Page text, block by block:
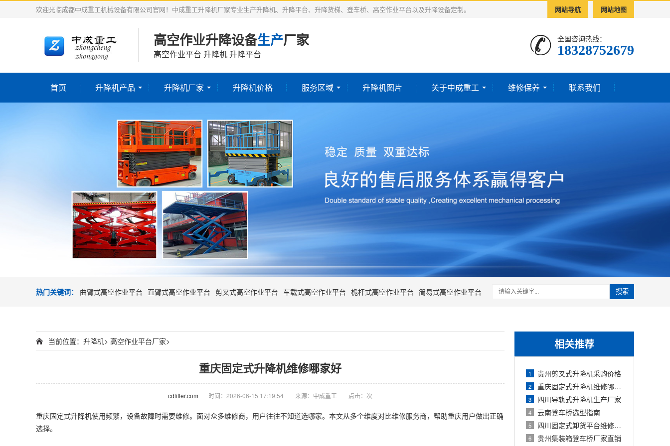
网站导航 网站地图
欢迎光临成都中成重工机械设备有限公司官网！中成重工升降机厂家专业生产升降机、升降平台、升降货梯、登车桥、高空作业平台以及升降设备定制。
高空作业升降设备生产厂家
高空作业平台 升降机 升降平台
全国咨询热线：
18328752679‬
首页 升降机产品 升降机厂家 升降机价格 服务区域 升降机图片 关于中成重工 维修保养 联系我们
热门关键词： 曲臂式高空作业平台 直臂式高空作业平台 剪叉式高空作业平台 车载式高空作业平台 桅杆式高空作业平台 简易式高空作业平台 搜索
相关推荐
1 贵州剪叉式升降机采购价格
2 重庆固定式升降机维修哪家好
3 四川导轨式升降机生产厂家
4 云南登车桥选型指南
5 四川固定式卸货平台维修电话
6 贵州集装箱登车桥厂家直销
当前位置： 升降机> 高空作业平台厂家>
重庆固定式升降机维修哪家好
cdlifter.com 时间：2026-06-15 17:19:54 来源：中成重工 点击： 次
重庆固定式升降机使用频繁，设备故障时需要维修。面对众多维修商，用户往往不知道选哪家。本文从多个维度对比维修服务商，帮助重庆用户做出正确
选择。